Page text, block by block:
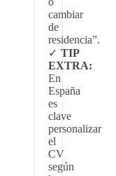
cambiar
de
residencia”.
TIP
EXTRA:
En
España
es
clave
personalizar
el
CV
según